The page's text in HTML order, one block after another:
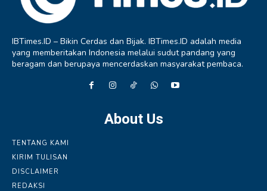
IBTimes.ID – Bikin Cerdas dan Bijak. IBTimes.ID adalah media
yang memberitakan Indonesia melalui sudut pandang yang
beragam dan berupaya mencerdaskan masyarakat pembaca.
About Us
TENTANG KAMI
KIRIM TULISAN
DISCLAIMER
REDAKSI